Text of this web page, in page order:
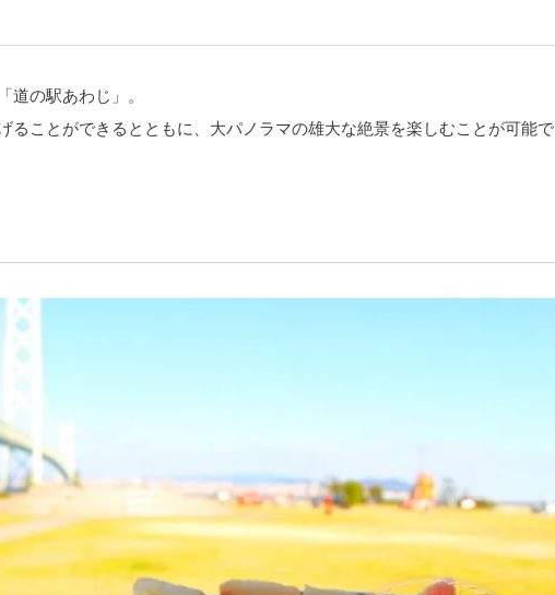
道の駅あわじ」。
ることができるとともに、大パノラマの雄大な絶景を楽しむことが可能で